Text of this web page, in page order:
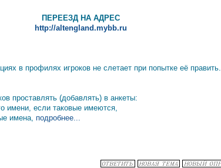
ПЕРЕЕЗД НА АДРЕС
http://altengland.mybb.ru
в профилях игроков не слетает при попытке её править.
проставлять (добавлять) в анкеты:
имени, если таковые имеются,
имена, подробнее...